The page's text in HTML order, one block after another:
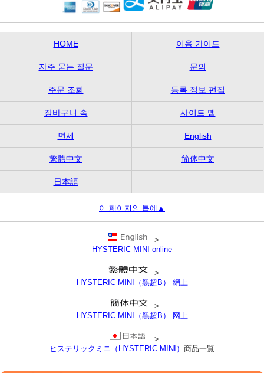
HOME 이용 가이드
자주 묻는 질문 문의
주문 조회 등록 정보 편집
장바구니 속 사이트 맵
면세 English
繁體中文 简体中文
日本語
이 페이지의 톱에▲
>
HYSTERIC MINI online
>
HYSTERIC MINI（黑超B） 網上
>
HYSTERIC MINI（黑超B） 网上
>
ヒステリックミニ（HYSTERIC MINI） 商品一覧